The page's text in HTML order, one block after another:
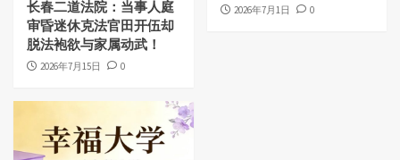
长春二道法院：当事人庭
审昏迷休克法官田开伍却
脱法袍欲与家属动武！
2026年7月15日 0
2026年7月1日 0